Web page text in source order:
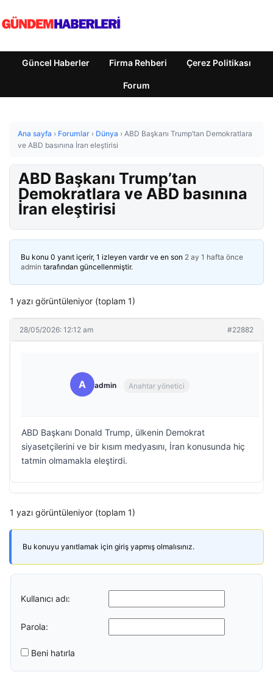
Güncel Haberler Firma Rehberi Çerez Politikası
Forum
Ana sayfa › Forumlar › Dünya › ABD Başkanı Trump’tan Demokratlara
ve ABD basınına İran eleştirisi
ABD Başkanı Trump’tan
Demokratlara ve ABD basınına
İran eleştirisi
Bu konu 0 yanıt içerir, 1 izleyen vardır ve en son 2 ay 1 hafta önce
admin tarafından güncellenmiştir.
1 yazı görüntüleniyor (toplam 1)
28/05/2026: 12:12 am #22882
A admin Anahtar yönetici
ABD Başkanı Donald Trump, ülkenin Demokrat
siyasetçilerini ve bir kısım medyasını, İran konusunda hiç
tatmin olmamakla eleştirdi.
1 yazı görüntüleniyor (toplam 1)
Bu konuyu yanıtlamak için giriş yapmış olmalısınız.
Kullanıcı adı:
Parola:
Beni hatırla